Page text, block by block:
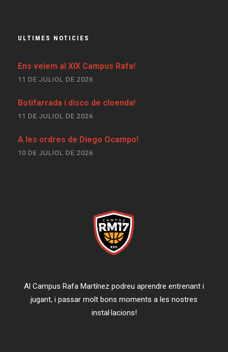
ULTIMES NOTICIES
Ens veiem al XIX Campus Rafa!
11 DE JULIOL DE 2026
Botifarrada i disco de cloenda!
11 DE JULIOL DE 2026
A les ordres de Diego Ocampo!
10 DE JULIOL DE 2026
Al Campus Rafa Martínez podreu aprendre entrenant i
jugant, i passar molt bons moments a les nostres
instal·lacions!